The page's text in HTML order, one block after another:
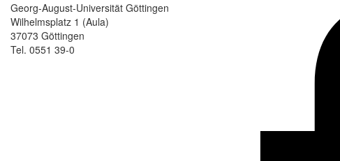
Georg-August-Universität Göttingen
Wilhelmsplatz 1 (Aula)
37073 Göttingen
Tel. 0551 39-0